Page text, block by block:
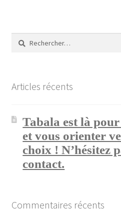
Rechercher :
Articles récents
Tabala est là
et vous orienter
choix ! N’hésitez
contact.
Commentaires récents